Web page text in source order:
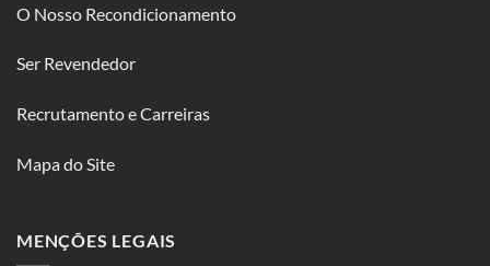
O Nosso Recondicionamento
Ser Revendedor
Recrutamento e Carreiras
Mapa do Site
MENÇÕES LEGAIS